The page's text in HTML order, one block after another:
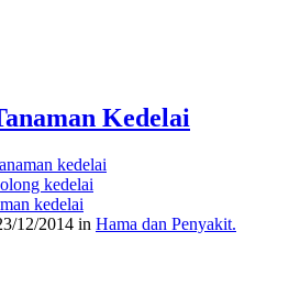
Kedelai
kedelai
kedelai
kedelai
12/2014 in Hama dan Penyakit.